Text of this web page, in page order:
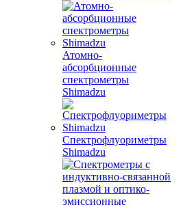
Атомно-
абсорбционные
спектрометры
Shimadzu
Спектрофлуориметры
Shimadzu